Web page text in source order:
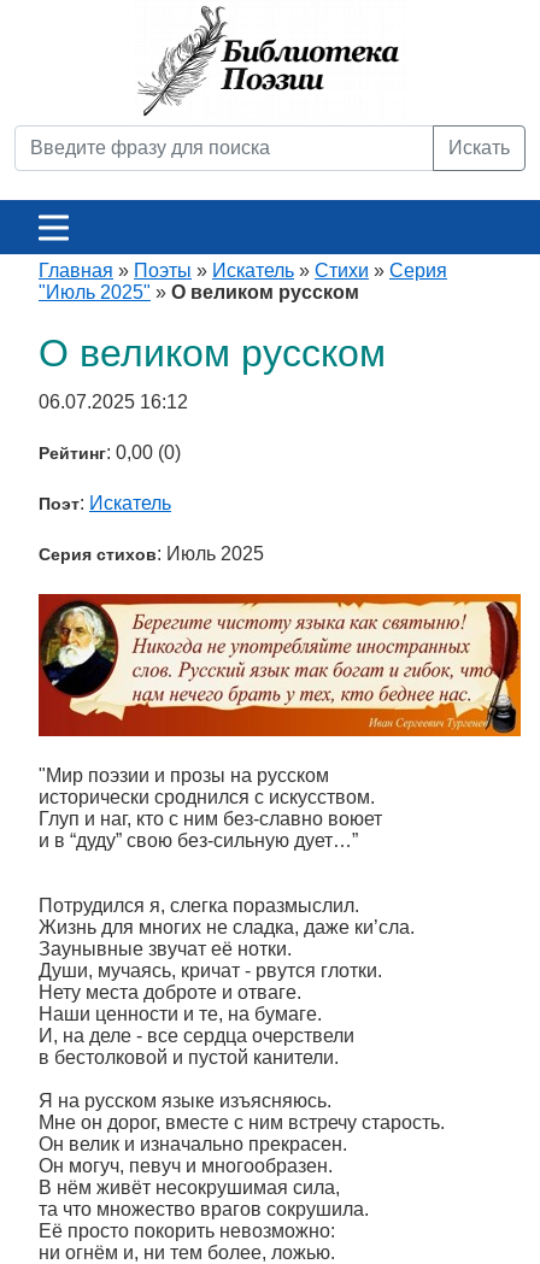
Искать
Главная » Поэты » Искатель » Стихи » Серия
"Июль 2025" » О великом русском
О великом русском
06.07.2025 16:12
Рейтинг: 0,00 (0)
Поэт: Искатель
Серия стихов: Июль 2025
"Мир поэзии и прозы на русском
исторически сроднился с искусством.
Глуп и наг, кто с ним без-славно воюет
и в “дуду” свою без-сильную дует…”
Потрудился я, слегка поразмыслил.
Жизнь для многих не сладка, даже ки’сла.
Заунывные звучат её нотки.
Души, мучаясь, кричат - рвутся глотки.
Нету места доброте и отваге.
Наши ценности и те, на бумаге.
И, на деле - все сердца очерствели
в бестолковой и пустой канители.
Я на русском языке изъясняюсь.
Мне он дорог, вместе с ним встречу старость.
Он велик и изначально прекрасен.
Он могуч, певуч и многообразен.
В нём живёт несокрушимая сила,
та что множество врагов сокрушила.
Её просто покорить невозможно:
ни огнём и, ни тем более, ложью.